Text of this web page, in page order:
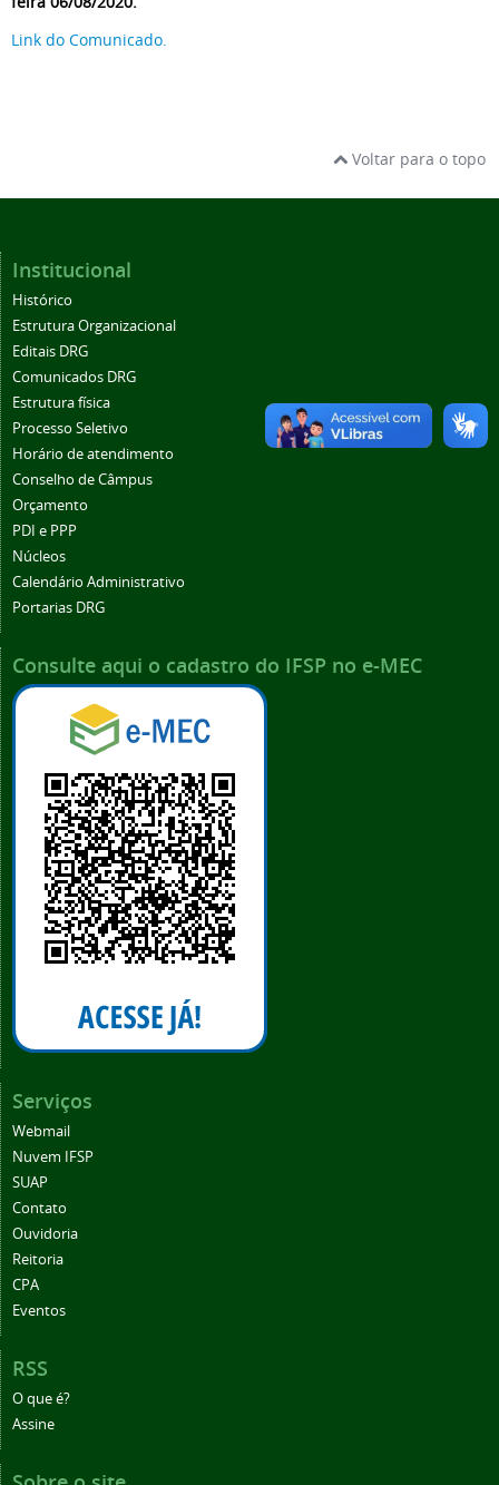
Link do Comunicado.
Voltar para o topo
Institucional
Histórico
Estrutura Organizacional
Editais DRG
Comunicados DRG
Estrutura física
Processo Seletivo
Horário de atendimento
Conselho de Câmpus
Orçamento
PDI e PPP
Núcleos
Calendário Administrativo
Portarias DRG
Consulte aqui o cadastro do IFSP no e-MEC
Serviços
Webmail
Nuvem IFSP
SUAP
Contato
Ouvidoria
Reitoria
CPA
Eventos
RSS
O que é?
Assine